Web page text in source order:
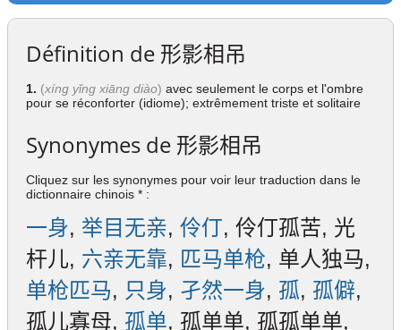
Définition de 形影相吊
1. (xíng yǐng xiāng diào) avec seulement le corps et l'ombre
pour se réconforter (idiome); extrêmement triste et solitaire
Synonymes de 形影相吊
Cliquez sur les synonymes pour voir leur traduction dans le
dictionnaire chinois * :
一身, 举目无亲, 伶仃, 伶仃孤苦, 光
杆儿, 六亲无靠, 匹马单枪, 单人独马,
单枪匹马, 只身, 孑然一身, 孤, 孤僻,
孤儿寡母, 孤单, 孤单单, 孤孤单单,